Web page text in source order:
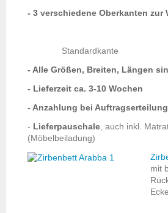
- 3 verschiedene Oberkanten zur
Standardkante
- Alle Größen, Breiten, Längen
- Lieferzeit ca. 3-10 Wochen
- Anzahlung bei Auftragserteilung
- Lieferpauschale, auch inkl.
(Möbelbeiladung)
mit